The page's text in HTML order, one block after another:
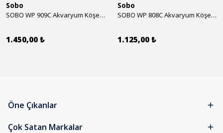
Sobo
SOBO WP 909C Akvaryum Köşe İç Filtre 1600 l/h 28w
1.450,00 ₺
Sobo
SOBO WP 808C Akvaryum Köşe İç Filtre 800 l/h 15w
1.125,00 ₺
Öne Çıkanlar
Çok Satan Markalar